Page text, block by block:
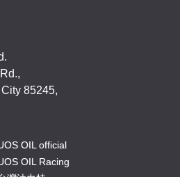
85245,
OIL official
OIL Racing